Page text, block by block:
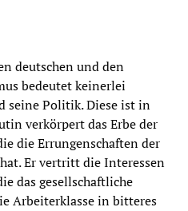
deutschen und den
bedeutet keinerlei
seine Politik. Diese ist in
verkörpert das Erbe der
die Errungenschaften der
Er vertritt die Interessen
das gesellschaftliche
Arbeiterklasse in bitteres